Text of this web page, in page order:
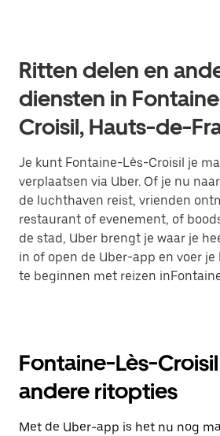
Ritten delen en
diensten in
Croisil, Hauts-de-
Je kunt Fontaine-Lès-Croisil je
verplaatsen via Uber. Of je nu
de luchthaven reist, vrienden
restaurant of evenement, of
de stad, Uber brengt je waar je
in of open de Uber-app en voer
te beginnen met reizen
Fontaine-Lès-
andere ritopties
Met de Uber-app is het nu nog